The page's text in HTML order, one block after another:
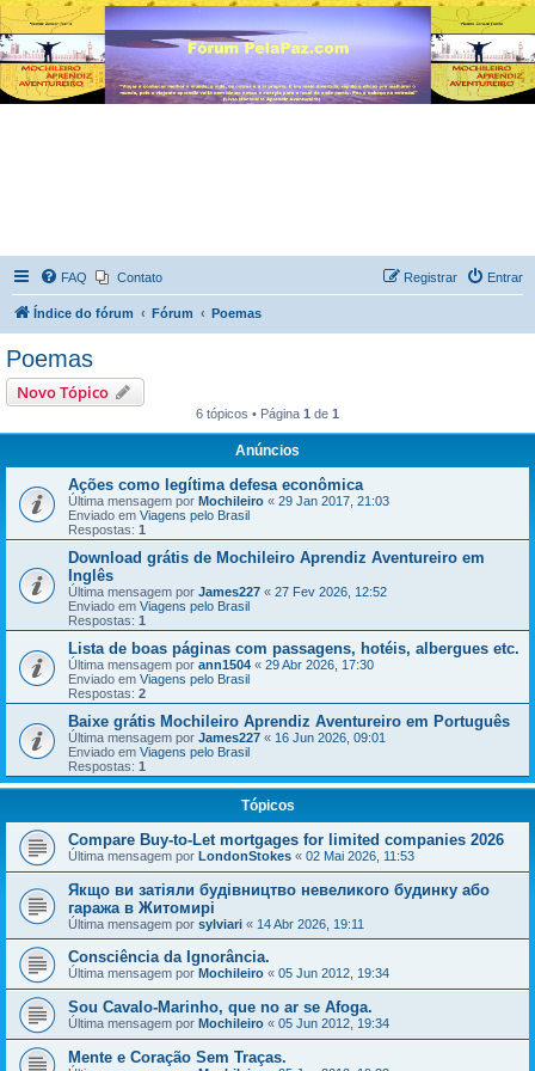
FAQ Contato Entrar
Registrar
Índice do fórum Fórum Poemas
Poemas
Novo Tópico
6 tópicos • Página 1 de 1
Anúncios
Ações como legítima defesa econômica
Última mensagem por Mochileiro « 29 Jan 2017, 21:03
Enviado em Viagens pelo Brasil
Respostas: 1
Download grátis de Mochileiro Aprendiz Aventureiro em
Inglês
Última mensagem por James227 « 27 Fev 2026, 12:52
Enviado em Viagens pelo Brasil
Respostas: 1
Lista de boas páginas com passagens, hotéis, albergues etc.
Última mensagem por ann1504 « 29 Abr 2026, 17:30
Enviado em Viagens pelo Brasil
Respostas: 2
Baixe grátis Mochileiro Aprendiz Aventureiro em Português
Última mensagem por James227 « 16 Jun 2026, 09:01
Enviado em Viagens pelo Brasil
Respostas: 1
Tópicos
Compare Buy-to-Let mortgages for limited companies 2026
Última mensagem por LondonStokes « 02 Mai 2026, 11:53
Якщо ви затіяли будівництво невеликого будинку або
гаража в Житомирі
Última mensagem por sylviari « 14 Abr 2026, 19:11
Consciência da Ignorância.
Última mensagem por Mochileiro « 05 Jun 2012, 19:34
Sou Cavalo-Marinho, que no ar se Afoga.
Última mensagem por Mochileiro « 05 Jun 2012, 19:34
Mente e Coração Sem Traças.